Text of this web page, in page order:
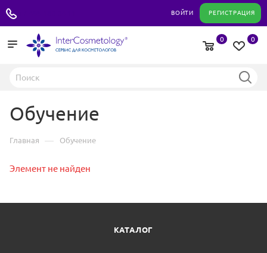
ВОЙТИ РЕГИСТРАЦИЯ
0
0
Обучение
Главная — Обучение
Элемент не найден
КАТАЛОГ